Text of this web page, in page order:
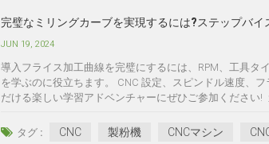
完璧なミリングカーブを実現するには?ステップバイ
JUN 19, 2024
導入フライス加工曲線を完璧にするには、RPM、工具
を学ぶのに役立ちます。 CNC 設定、スピンドル速度、
だける楽しい学習アドベンチャーにぜひご参加ください!
タグ : CNC 製粉機 CNCマシン